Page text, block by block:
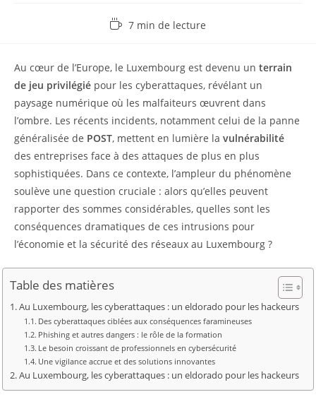
Temps7 min de lecture
Au cœur de l’Europe, le Luxembourg est devenu un terrain
de jeu privilégié pour les cyberattaques, révélant un
paysage numérique où les malfaiteurs œuvrent dans
l’ombre. Les récents incidents, notamment celui de la panne
généralisée de POST, mettent en lumière la vulnérabilité
des entreprises face à des attaques de plus en plus
sophistiquées. Dans ce contexte, l’ampleur du phénomène
soulève une question cruciale : alors qu’elles peuvent
rapporter des sommes considérables, quelles sont les
conséquences dramatiques de ces intrusions pour
l’économie et la sécurité des réseaux au Luxembourg ?
Table des matières
Au Luxembourg, les cyberattaques : un eldorado pour les hackeurs
Des cyberattaques ciblées aux conséquences faramineuses
Phishing et autres dangers : le rôle de la formation
Le besoin croissant de professionnels en cybersécurité
Une vigilance accrue et des solutions innovantes
Au Luxembourg, les cyberattaques : un eldorado pour les hackeurs